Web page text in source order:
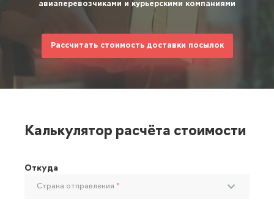
авиаперевозчиками и курьерскими компаниями
Рассчитать стоимость доставки посылок
Калькулятор расчёта стоимости
Откуда
Страна отправления *